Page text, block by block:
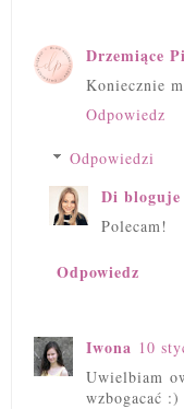
Drzemiące
Koniecznie
Odpowiedz
Odpowiedzi
Di bloguje
Polecam!
Odpowiedz
Iwona 10
Uwielbiam
wzbogacać :)